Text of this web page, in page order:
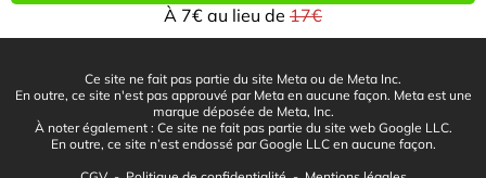
À 7€ au lieu de 17€
Ce site ne fait pas partie du site Meta ou de Meta Inc.
En outre, ce site n'est pas approuvé par Meta en aucune façon. Meta est une
marque déposée de Meta, Inc.
À noter également : Ce site ne fait pas partie du site web Google LLC.
En outre, ce site n’est endossé par Google LLC en aucune façon.